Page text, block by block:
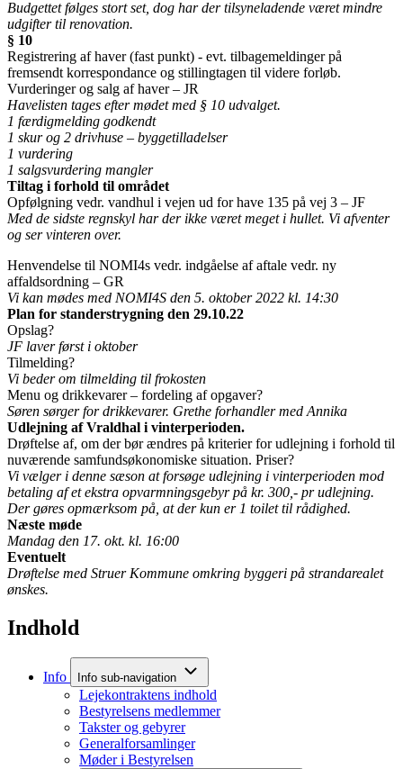
Budgettet følges stort set, dog har der tilsyneladende været mindre
udgifter til renovation.
§ 10
Registrering af haver (fast punkt) - evt. tilbagemeldinger på
fremsendt korrespondance og stillingtagen til videre forløb.
Vurderinger og salg af haver – JR
Havelisten tages efter mødet med § 10 udvalget.
1 færdigmelding godkendt
1 skur og 2 drivhuse – byggetilladelser
1 vurdering
1 salgsvurdering mangler
Tiltag i forhold til området
Opfølgning vedr. vandhul i vejen ud for have 135 på vej 3 – JF
Med de sidste regnskyl har der ikke været meget i hullet. Vi afventer
og ser vinteren over.
Henvendelse til NOMI4s vedr. indgåelse af aftale vedr. ny
affaldsordning – GR
Vi kan mødes med NOMI4S den 5. oktober 2022 kl. 14:30
Plan for standerstrygning den 29.10.22
Opslag?
JF laver først i oktober
Tilmelding?
Vi beder om tilmelding til frokosten
Menu og drikkevarer – fordeling af opgaver?
Søren sørger for drikkevarer. Grethe forhandler med Annika
Udlejning af Vraldhal i vinterperioden.
Drøftelse af, om der bør ændres på kriterier for udlejning i forhold til
nuværende samfundsøkonomiske situation. Priser?
Vi vælger i denne sæson at forsøge udlejning i vinterperioden mod
betaling af et ekstra opvarmningsgebyr på kr. 300,- pr udlejning.
Der gøres opmærksom på, at der kun er 1 toilet til rådighed.
Næste møde
Mandag den 17. okt. kl. 16:00
Eventuelt
Drøftelse med Struer Kommune omkring byggeri på strandarealet
ønskes.
Indhold
Info Info sub-navigation
Lejekontraktens indhold
Bestyrelsens medlemmer
Takster og gebyrer
Generalforsamlinger
Møder i Bestyrelsen